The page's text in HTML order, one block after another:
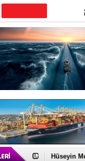
Hüseyin